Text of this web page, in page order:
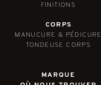
FINITIONS
CORPS
MANUCURE & PÉDICURE
TONDEUSE CORPS
MARQUE